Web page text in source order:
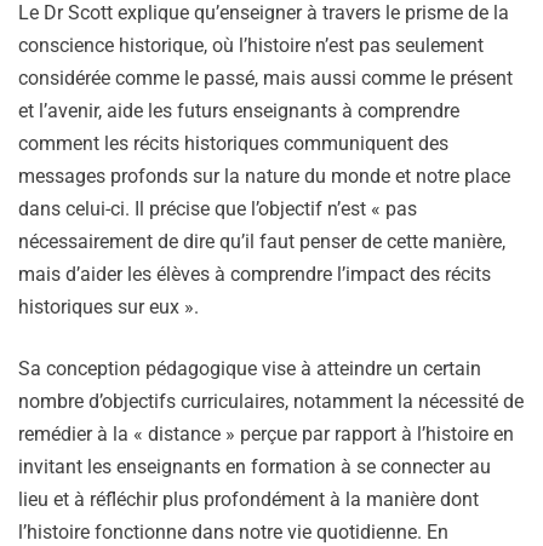
Le Dr Scott explique qu’enseigner à travers le prisme de la
conscience historique, où l’histoire n’est pas seulement
considérée comme le passé, mais aussi comme le présent
et l’avenir, aide les futurs enseignants à comprendre
comment les récits historiques communiquent des
messages profonds sur la nature du monde et notre place
dans celui-ci. Il précise que l’objectif n’est « pas
nécessairement de dire qu’il faut penser de cette manière,
mais d’aider les élèves à comprendre l’impact des récits
historiques sur eux ».
Sa conception pédagogique vise à atteindre un certain
nombre d’objectifs curriculaires, notamment la nécessité de
remédier à la « distance » perçue par rapport à l’histoire en
invitant les enseignants en formation à se connecter au
lieu et à réfléchir plus profondément à la manière dont
l’histoire fonctionne dans notre vie quotidienne. En